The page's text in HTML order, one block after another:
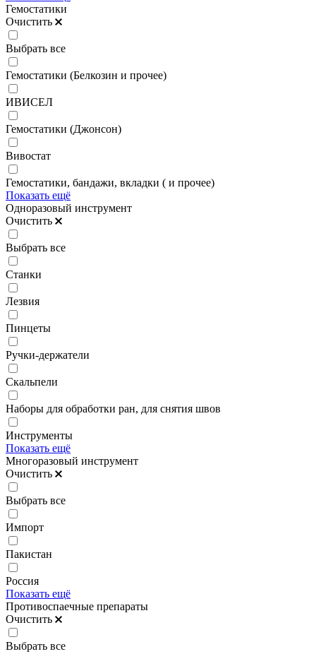
Гемостатики
Очистить
Выбрать все
Гемостатики (Белкозин и прочее)
ИВИСЕЛ
Гемостатики (Джонсон)
Вивостат
Гемостатики, бандажи, вкладки ( и прочее)
Показать ещё
Одноразовый инструмент
Очистить
Выбрать все
Станки
Лезвия
Пинцеты
Ручки-держатели
Скальпели
Наборы для обработки ран, для снятия швов
Инструменты
Показать ещё
Многоразовый инструмент
Очистить
Выбрать все
Импорт
Пакистан
Россия
Показать ещё
Противоспаечные препараты
Очистить
Выбрать все